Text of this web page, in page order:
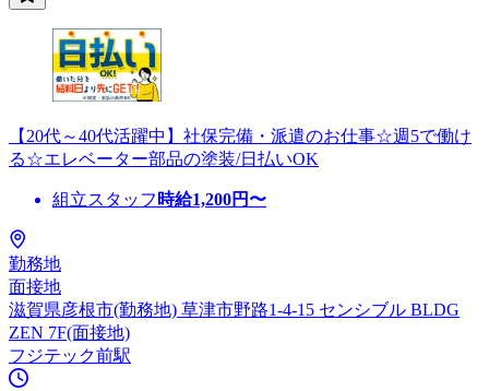
【20代～40代活躍中】社保完備・派遣のお仕事☆週5で働け
る☆エレベーター部品の塗装/日払いOK
組立スタッフ 時給1,200円〜
勤務地
面接地
滋賀県彦根市(勤務地) 草津市野路1-4-15 センシブル BLDG
ZEN 7F(面接地)
フジテック前駅